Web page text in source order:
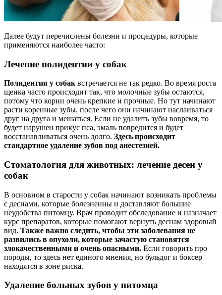
Далее будут перечислены болезни и процедуры, которые
применяются наиболее часто:
Лечение полидентии у собак
Полидентия у собак встречается не так редко. Во время роста
щенка часто происходит так, что молочные зубы остаются,
потому что корни очень крепкие и прочные. Но тут начинают
расти коренные зубы, после чего они начинают наслаиваться
друг на друга и мешаться. Если не удалить зубы вовремя, то
будет нарушен прикус пса, эмаль повредится и будет
восстанавливаться очень долго. Здесь происходит
стандартное удаление зубов под анестезией.
Стоматология для животных: лечение десен у
собак
В основном в старости у собак начинают возникать проблемы
с деснами, которые болезненны и доставляют большие
неудобства питомцу. Врач проводит обследование и назначает
курс препаратов, которые помогают вернуть деснам здоровый
вид. Также важно следить, чтобы эти заболевания не
развились в опухоли, которые зачастую становятся
злокачественными и очень опасными. Если говорить про
породы, то здесь нет единого мнения, но бульдог и боксер
находятся в зоне риска.
Удаление больных зубов у питомца